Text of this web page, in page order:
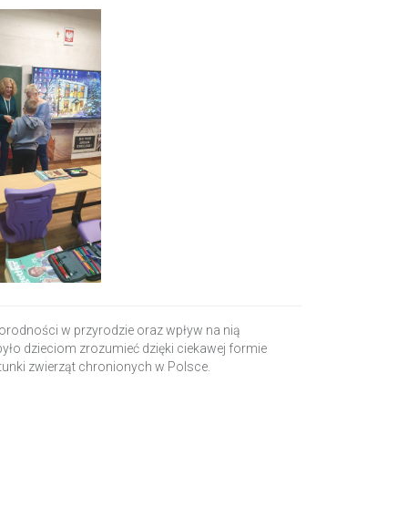
w przyrodzie oraz wpływ na nią
dzieciom zrozumieć dzięki ciekawej formie
zwierząt chronionych w Polsce.